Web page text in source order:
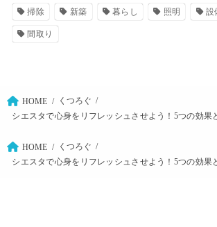
掃除 新築 暮らし 照明 設
間取り
HOME
くつろぐ
シエスタで心身をリフレッシュさせよう！5つの効果
HOME
くつろぐ
シエスタで心身をリフレッシュさせよう！5つの効果